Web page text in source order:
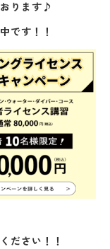
ります♪
です！！
ださい！！